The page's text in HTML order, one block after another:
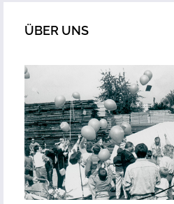
ÜBER UNS